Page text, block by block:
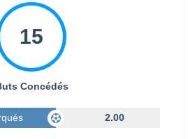
15
Concédés
2.00